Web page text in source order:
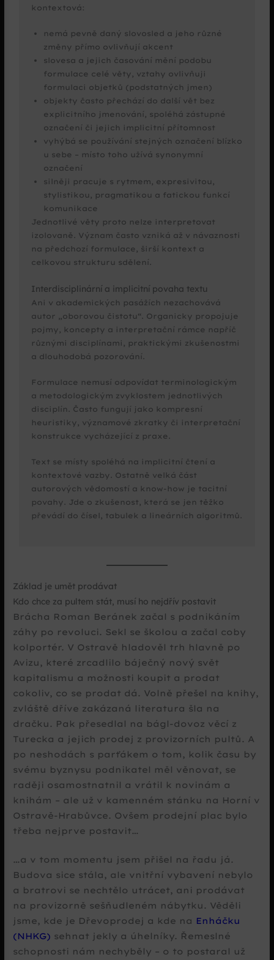
kontextová:
nemá pevně daný slovosled a jeho různé
změny přímo ovlivňují akcent
slovesa a jejich časování mění podobu
formulace celé věty, vztahy ovlivňuji
formulaci objetků (podstatných jmen)
objekty často přechází do další vět bez
explicitního jmenování, spoléhá zástupné
označení či jejich implicitní přítomnost
vyhýbá se používání stejných označení blízko
u sebe – místo toho užívá synonymní
označení
silněji pracuje s rytmem, expresivitou,
stylistikou, pragmatikou a fatickou funkcí
komunikace
Jednotlivé věty proto nelze interpretovat
izolovaně. Význam často vzniká až v návaznosti
na předchozí formulace, širší kontext a
celkovou strukturu sdělení.
Interdisciplinární a implicitní povaha textu
Ani v akademických pasážích nezachovává
autor „oborovou čistotu“. Organicky propojuje
pojmy, koncepty a interpretační rámce napříč
různými disciplínami, praktickými zkušenostmi
a dlouhodobá pozorování.
Formulace nemusí odpovídat terminologickým
a metodologickým zvyklostem jednotlivých
disciplín. Často fungují jako kompresní
heuristiky, významové zkratky či interpretační
konstrukce vycházející z praxe.
Text se místy spoléhá na implicitní čtení a
kontextové vazby. Ostatně velká část
autorových vědomostí a know-how je tacitní
povahy. Jde o zkušenost, která se jen těžko
převádí do čísel, tabulek a lineárních algoritmů.
Základ je umět prodávat
Kdo chce za pultem stát, musí ho nejdřív postavit
Brácha Roman Beránek začal s podnikáním
záhy po revoluci. Sekl se školou a začal coby
kolportér. V Ostravě hladověl trh hlavně po
Avizu, které zrcadlilo báječný nový svět
kapitalismu a možnosti koupit a prodat
cokoliv, co se prodat dá. Volně přešel na knihy,
zvláště dříve zakázaná literatura šla na
dračku. Pak přesedlal na bágl-dovoz věcí z
Turecka a jejich prodej z provizorních pultů. A
po neshodách s parťákem o tom, kolik času by
svému byznysu podnikatel měl věnovat, se
raději osamostnatnil a vrátil k novinám a
knihám – ale už v kamenném stánku na Horní v
Ostravě-Hrabůvce. Ovšem prodejní plac bylo
třeba nejprve postavit…
…a v tom momentu jsem přišel na řadu já.
Budova sice stála, ale vnitřní vybavení nebylo
a bratrovi se nechtělo utrácet, ani prodávat
na provizorně sešňudleném nábytku. Věděli
jsme, kde je Dřevoprodej a kde na Enháčku
(NHKG) sehnat jekly a úhelníky. Řemeslné
schopnosti nám nechyběly – o to postaral už